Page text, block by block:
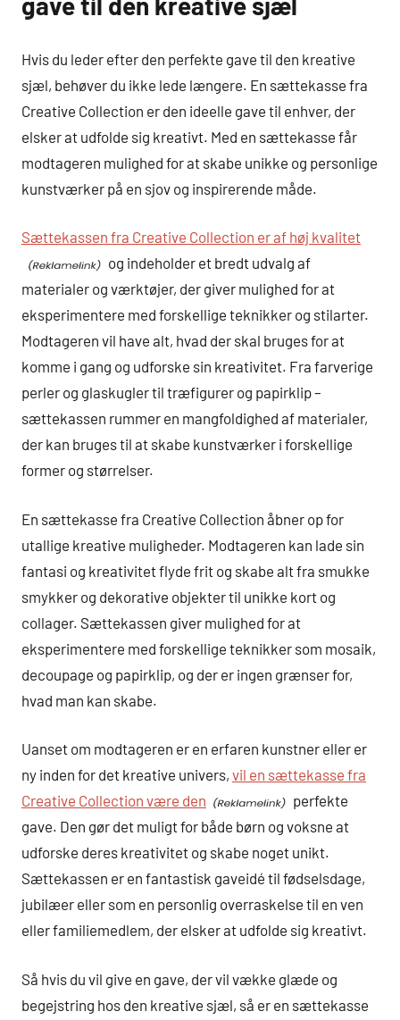
Hvis du leder efter den perfekte gave til den kreative
sjæl, behøver du ikke lede længere. En sættekasse fra
Creative Collection er den ideelle gave til enhver, der
elsker at udfolde sig kreativt. Med en sættekasse får
modtageren mulighed for at skabe unikke og personlige
kunstværker på en sjov og inspirerende måde.
Sættekassen fra Creative Collection er af høj kvalitet
og indeholder et bredt udvalg af
materialer og værktøjer, der giver mulighed for at
eksperimentere med forskellige teknikker og stilarter.
Modtageren vil have alt, hvad der skal bruges for at
komme i gang og udforske sin kreativitet. Fra farverige
perler og glaskugler til træfigurer og papirklip –
sættekassen rummer en mangfoldighed af materialer,
der kan bruges til at skabe kunstværker i forskellige
former og størrelser.
En sættekasse fra Creative Collection åbner op for
utallige kreative muligheder. Modtageren kan lade sin
fantasi og kreativitet flyde frit og skabe alt fra smukke
smykker og dekorative objekter til unikke kort og
collager. Sættekassen giver mulighed for at
eksperimentere med forskellige teknikker som mosaik,
decoupage og papirklip, og der er ingen grænser for,
hvad man kan skabe.
Uanset om modtageren er en erfaren kunstner eller er
ny inden for det kreative univers, vil en sættekasse fra
Creative Collection være den
perfekte
gave. Den gør det muligt for både børn og voksne at
udforske deres kreativitet og skabe noget unikt.
Sættekassen er en fantastisk gaveidé til fødselsdage,
jubilæer eller som en personlig overraskelse til en ven
eller familiemedlem, der elsker at udfolde sig kreativt.
Så hvis du vil give en gave, der vil vække glæde og
begejstring hos den kreative sjæl, så er en sættekasse